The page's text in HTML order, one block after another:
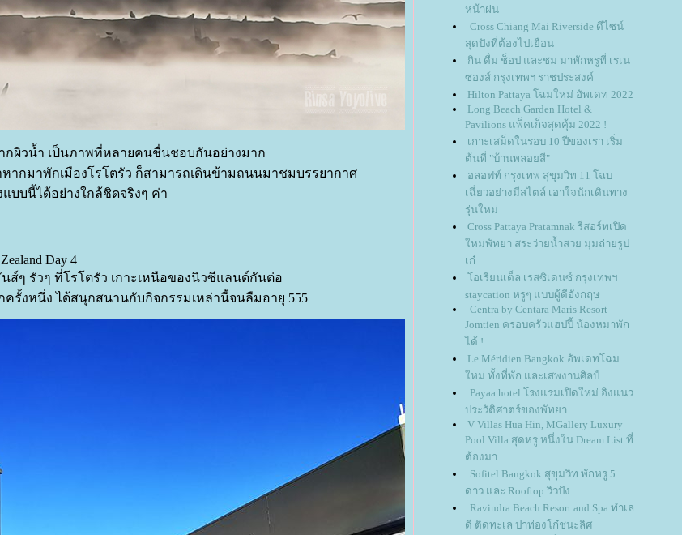
ผิวน้ำ เป็นภาพที่หลายคนชื่นชอบกันอย่างมาก
ำหากมาพักเมืองโรโตรัว ก็สามารถเดินข้ามถนนมาชมบรรยากาศ
บบนี้ได้อย่างใกล้ชิดจริงๆ ค่า
Day 4
ส์ๆ รัวๆ ที่โรโตรัว เกาะเหนือของนิวซีแลนด์กันต่อ
ครั้งหนึ่ง ได้สนุกสนานกับกิจกรรมเหล่านี้จนลืมอายุ 555
หน้าฝน
Cross Chiang Mai Riverside ดีไซน์
สุดปังที่ต้องไปเยือน
กิน ดื่ม ช็อป และชม มาพักหรูที่ เรเน
ซองส์ กรุงเทพฯ ราชประสงค์
Hilton Pattaya โฉมใหม่ อัพเดท 2022
Long Beach Garden Hotel &
Pavilions แพ็คเก็จสุดคุ้ม 2022 !
เกาะเสม็ดในรอบ 10 ปีของเรา เริ่ม
ต้นที่ "บ้านพลอยสี"
อลอฟท์ กรุงเทพ สุขุมวิท 11 โฉบ
เฉี่ยวอย่างมีสไตล์ เอาใจนักเดินทาง
รุ่นใหม่
Cross Pattaya Pratamnak รีสอร์ทเปิด
หม่พัทยา สระว่ายน้ำสวย มุมถ่ายรูป
เก๋
อเรียนเต็ล เรสซิเดนซ์ กรุงเทพฯ
staycation หรูๆ แบบผู้ดีอังกฤษ
Centra by Centara Maris Resort
Jomtien ครอบครัวแฮปปี้ น้องหมาพัก
ได้ !
Le Méridien Bangkok อัพเดทโฉม
หม่ ทั้งที่พัก และเสพงานศิลป์
Payaa hotel โรงแรมเปิดใหม่ อิงแนว
ประวัติศาตร์ของพัทยา
V Villas Hua Hin, MGallery Luxury
Pool Villa สุดหรู หนึ่งใน Dream List ที่
ต้องมา
Sofitel Bangkok สุขุมวิท พักหรู 5
ดาว และ Rooftop วิวปัง
Ravindra Beach Resort and Spa ทำเล
ดี ติดทะเล ปาท่องโก๋ชนะลิศ